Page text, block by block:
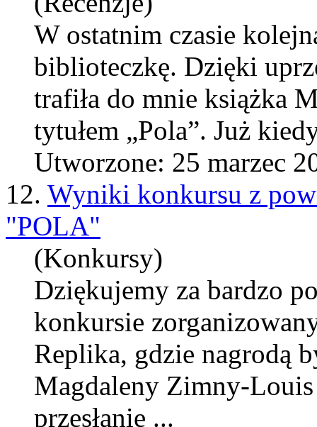
W ostatnim czasie
biblioteczkę. Dzięki
trafiła do mnie książka
tytułem „Pola”. Już
Utworzone: 25 marzec
12. Wyniki konkursu z
"POLA"
(Konkursy)
Dziękujemy za bardzo
konkursie
Replika, gdzie nagrodą
Magdaleny Zimny-
przesłanie ...